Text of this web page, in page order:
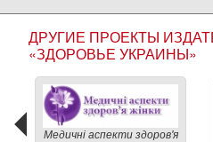
ДРУГИЕ ПРОЕКТЫ
«ЗДОРОВЬЕ УКРАИНЫ»
Медичні аспекти здоров'я